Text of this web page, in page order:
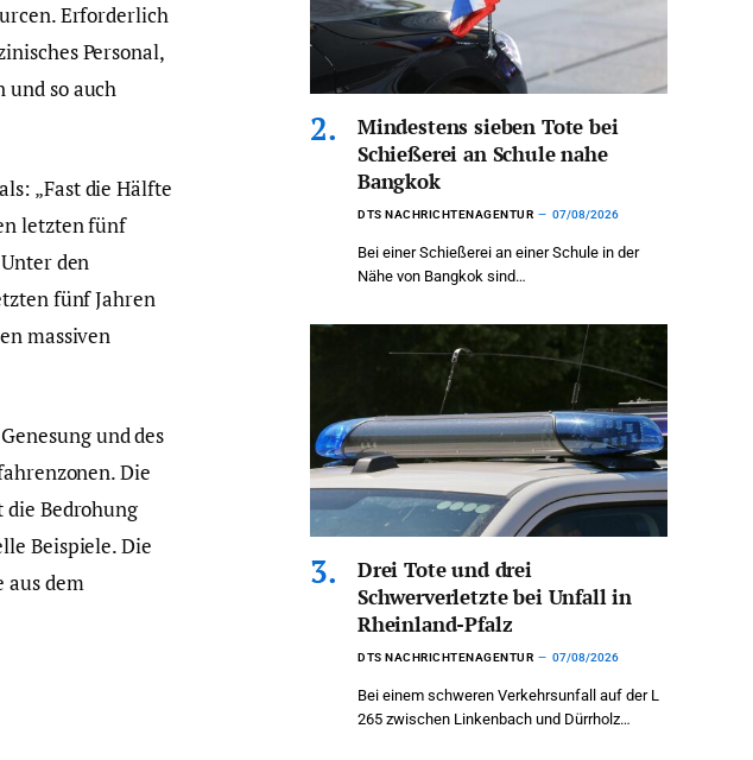
Erforderlich
Personal,
so auch
„Fast die Hälfte
letzten fünf
den
fünf Jahren
massiven
und des
Die
die Bedrohung
Beispiele. Die
aus dem
Mindestens sieben Tote bei
Schießerei an Schule nahe
Bangkok
DTS NACHRICHTENAGENTUR 07/08/2026
Bei einer Schießerei an einer Schule in der
Nähe von Bangkok sind…
Drei Tote und drei
Schwerverletzte bei Unfall in
Rheinland-Pfalz
DTS NACHRICHTENAGENTUR 07/08/2026
Bei einem schweren Verkehrsunfall auf der L
265 zwischen Linkenbach und Dürrholz…